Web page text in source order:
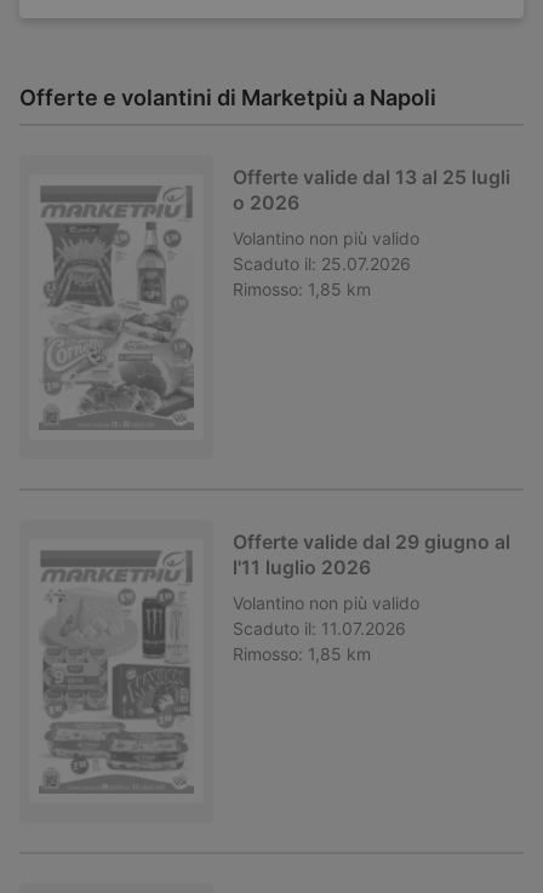
Offerte e volantini di Marketpiù a Napoli
Offerte valide dal 13 al 25 lugli
o 2026
Volantino non più valido
Scaduto il: 25.07.2026
Rimosso: 1,85 km
Offerte valide dal 29 giugno al
l'11 luglio 2026
Volantino non più valido
Scaduto il: 11.07.2026
Rimosso: 1,85 km